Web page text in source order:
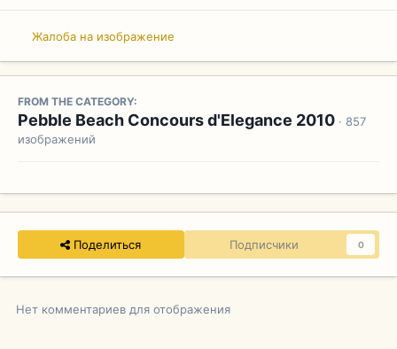
Жалоба на изображение
FROM THE CATEGORY:
Pebble Beach Concours d'Elegance 2010 · 857
изображений
Поделиться Подписчики 0
Нет комментариев для отображения